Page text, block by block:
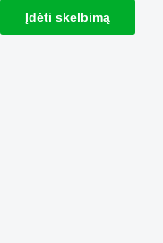
Įdėti skelbimą